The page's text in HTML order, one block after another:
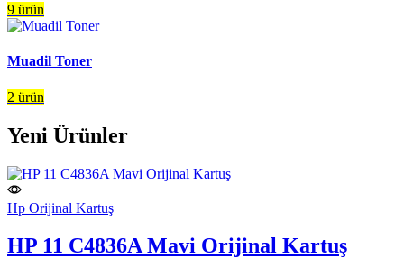
9 ürün
Muadil Toner
2 ürün
Yeni Ürünler
Hp Orijinal Kartuş
HP 11 C4836A Mavi Orijinal Kartuş